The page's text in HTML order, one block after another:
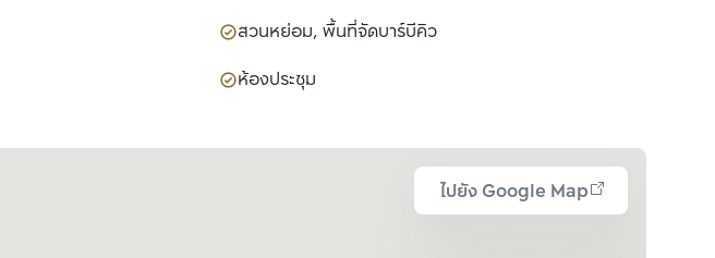
สวนหย่อม, พื้นที่จัดบาร์บีคิว
ห้องประชุม
ไปยัง Google Map